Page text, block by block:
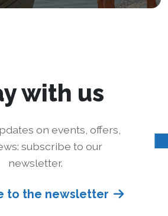
with us
on events, offers,
subscribe to our
newsletter.
to the newsletter